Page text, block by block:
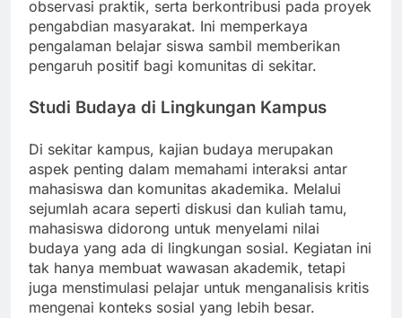
observasi praktik, serta berkontribusi pada proyek
pengabdian masyarakat. Ini memperkaya
pengalaman belajar siswa sambil memberikan
pengaruh positif bagi komunitas di sekitar.
Studi Budaya di Lingkungan Kampus
Di sekitar kampus, kajian budaya merupakan
aspek penting dalam memahami interaksi antar
mahasiswa dan komunitas akademika. Melalui
sejumlah acara seperti diskusi dan kuliah tamu,
mahasiswa didorong untuk menyelami nilai
budaya yang ada di lingkungan sosial. Kegiatan ini
tak hanya membuat wawasan akademik, tetapi
juga menstimulasi pelajar untuk menganalisis kritis
mengenai konteks sosial yang lebih besar.